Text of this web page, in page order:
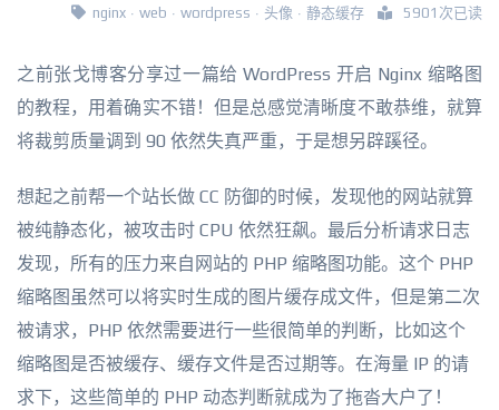
nginx · web · wordpress · 头像 · 静态缓存 5901次已读
之前张戈博客分享过一篇给 WordPress 开启 Nginx 缩略图
的教程，用着确实不错！但是总感觉清晰度不敢恭维，就算
将裁剪质量调到 90 依然失真严重，于是想另辟蹊径。
想起之前帮一个站长做 CC 防御的时候，发现他的网站就算
被纯静态化，被攻击时 CPU 依然狂飙。最后分析请求日志
发现，所有的压力来自网站的 PHP 缩略图功能。这个 PHP
缩略图虽然可以将实时生成的图片缓存成文件，但是第二次
被请求，PHP 依然需要进行一些很简单的判断，比如这个
缩略图是否被缓存、缓存文件是否过期等。在海量 IP 的请
求下，这些简单的 PHP 动态判断就成为了拖沓大户了！